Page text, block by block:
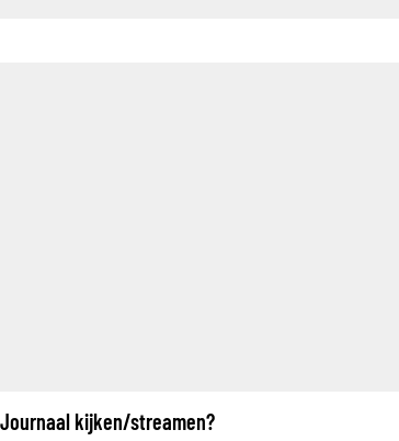
kijken/streamen?